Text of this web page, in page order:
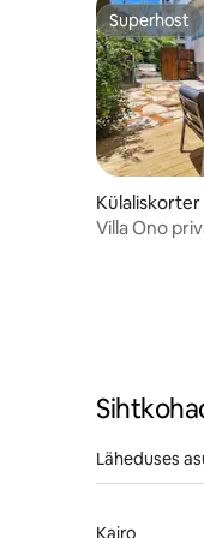
on
küsimuste
Superhost
Superhost
Villa Ono
Läheduses
Kairo